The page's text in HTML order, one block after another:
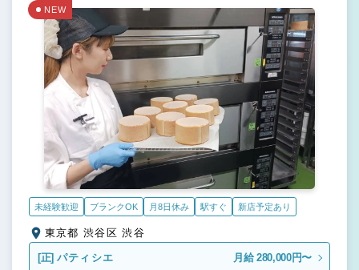
NEW
未経験歓迎 ブランクOK 月8日休み 駅すぐ 新店予定あり
東京都 渋谷区 渋谷
[正] パティシエ 月給 280,000円〜